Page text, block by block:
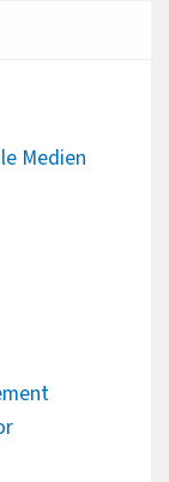
Medien